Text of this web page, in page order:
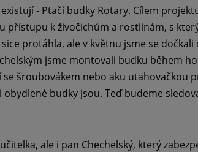
- Ptačí budky Rotary. Cílem
k živočichům a rostlinám, s
protáhla, ale v květnu jsme se
jsme montovali budku během
šroubovákem nebo aku utahovačkou
budky jsou. Teď budeme
ale i pan Chechelský, který